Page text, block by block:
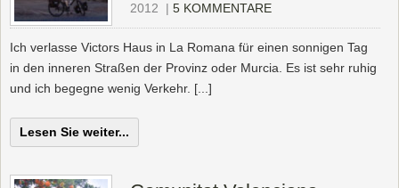
2012
| 5 KOMMENTARE
Ich verlasse Victors Haus in La Romana für einen sonnigen Tag
in den inneren Straßen der Provinz oder Murcia. Es ist sehr ruhig
und ich begegne wenig Verkehr. [...]
Lesen Sie weiter...